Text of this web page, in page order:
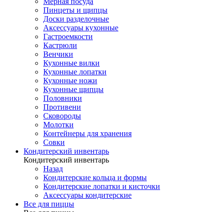
Пинцеты и щипцы
Доски разделочные
Аксессуары кухонные
Гастроемкости
Кастрюли
Венчики
Кухонные вилки
Кухонные лопатки
Кухонные ножи
Кухонные щипцы
Половники
Противени
Сковороды
Молотки
Контейнеры для хранения
Совки
Кондитерский инвентарь
Кондитерский инвентарь
Назад
Кондитерские кольца и формы
Кондитерские лопатки и кисточки
Аксессуары кондитерские
Все для пиццы